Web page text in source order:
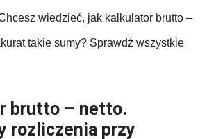
wiedzieć, jak kalkulator brutto –
takie sumy? Sprawdź wszystkie
brutto – netto.
rozliczenia przy